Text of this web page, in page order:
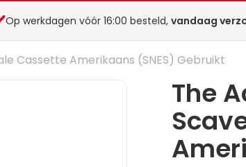
Op werkdagen vóór 16:00 besteld, vandaag
Cassette Amerikaans (SNES) Gebruikt
The